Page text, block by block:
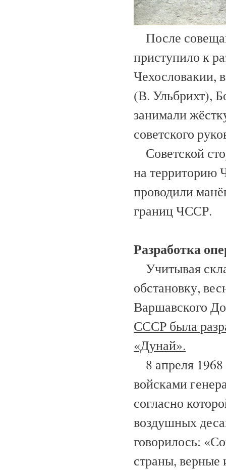
После
приступило к
Чехословакии,
(В. Ульбрихт),
занимали
советского
Советской
на территорию
проводили
границ ЧССР.
Разработка
Учитывая
обстановку,
Варшавского
СССР была
«Дунай».
8 апреля
войсками
согласно
воздушных
говорилось:
страны, верные